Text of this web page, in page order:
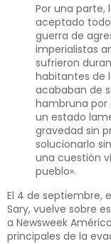
Por una
aceptado
guerra de
imperialistas
sufrieron
habitantes de
acababan de
hambruna por
un estado
gravedad sin
solucionarlo
una cuestión
pueblo».
El 4 de septiembre,
Sary, vuelve sobre
a Newsweek
principales de la